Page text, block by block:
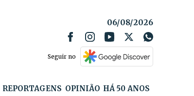
06/08/2026
Seguir no
REPORTAGENS OPINIÃO HÁ 50 ANOS